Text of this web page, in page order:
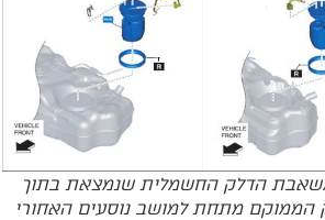
הדלק החשמלית שנמצאת בתוך
הממוקם מתחת למושב נוסעים האחורי